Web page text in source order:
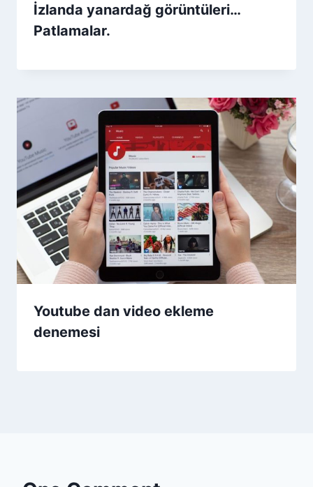
İzlanda yanardağ görüntüleri…
Patlamalar.
Youtube dan video ekleme
denemesi